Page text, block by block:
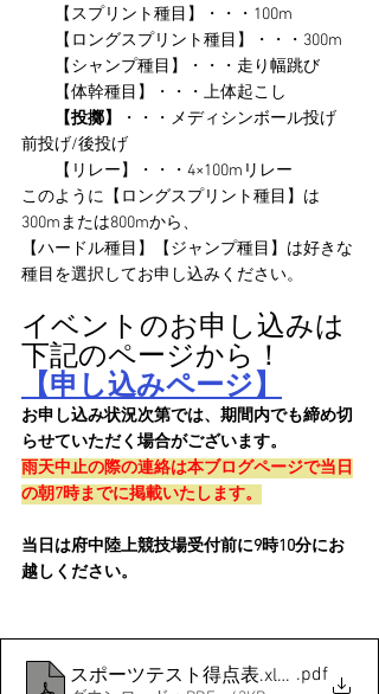
【スプリント種目】・・・100m
【ロングスプリント種目】・・・300m
【シャンプ種目】・・・走り幅跳び
【体幹種目】・・・上体起こし
【投擲】
・・・メディシンボール投げ
前投げ/後投げ
【リレー】・・・4×100mリレー
このように【ロングスプリント種目】は
300mまたは800mから、
【ハードル種目】【ジャンプ種目】は好きな
種目を選択してお申し込みください。
イベントのお申し込みは
下記のページから！
【申し込みページ】
お申し込み状況次第では、期間内でも締め切
らせていただく場合がございます。
雨天中止の際の連絡は本ブログページで当日
の朝7時までに掲載いたします。
当日は府中陸上競技場受付前に9時10分にお
越しください。
スポーツテスト得点表.xlsx - 2025得
.pdf